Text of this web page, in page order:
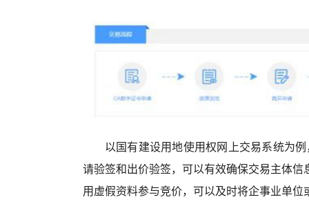
以国有建设用地使用权网上交易系统为
请验签和出价验签，可以有效确保交易主体
用虚假资料参与竞价，可以及时将企事业单